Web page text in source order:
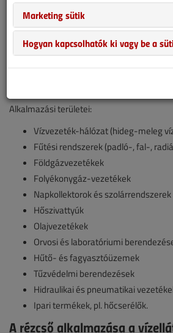
Alkalmazási területei:
Vízvezeték-hálózat (hideg-meleg
Fűtési rendszerek (padló-, fal-,
Földgázvezetékek
Folyékonygáz-vezetékek
Napkollektorok és szolárrendszerek
Hőszivattyúk
Olajvezetékek
Orvosi és laboratóriumi
Hűtő- és fagyasztóüzemek
Tűzvédelmi berendezések
Hidraulikai és pneumatikai
Ipari termékek, pl. hőcserélők.
A rézcső alkalmazása a
Marketing sütik
Hogyan kapcsolhatók ki vagy be a